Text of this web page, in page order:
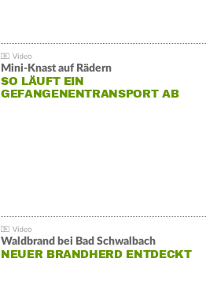
Mini-Knast auf Rädern
SO LÄUFT EIN
GEFANGENENTRANSPORT AB
Waldbrand bei Bad Schwalbach
NEUER BRANDHERD ENTDECKT